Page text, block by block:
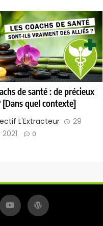
de santé : de précieux
[Dans quel contexte]
L'Extracteur
29
0